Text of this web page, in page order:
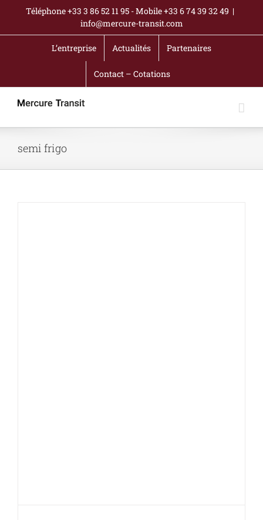
Passer
contenu
Téléphone +33 3 86 52 11 95 - Mobile +33 6 74 39 32 49 |
info@mercure-transit.com
L’entreprise Actualités Partenaires
Contact – Cotations
semi frigo